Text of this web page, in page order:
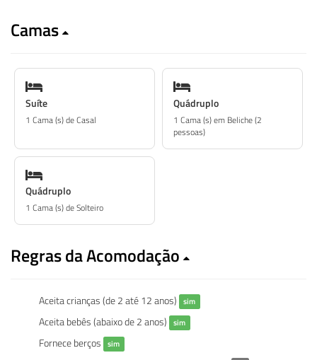
Camas
Suíte
1 Cama (s) de Casal
Quádruplo
1 Cama (s) em Beliche (2
pessoas)
Quádruplo
1 Cama (s) de Solteiro
Regras da Acomodação
Aceita crianças (de 2 até 12 anos) sim
Aceita bebês (abaixo de 2 anos) sim
Fornece berços sim